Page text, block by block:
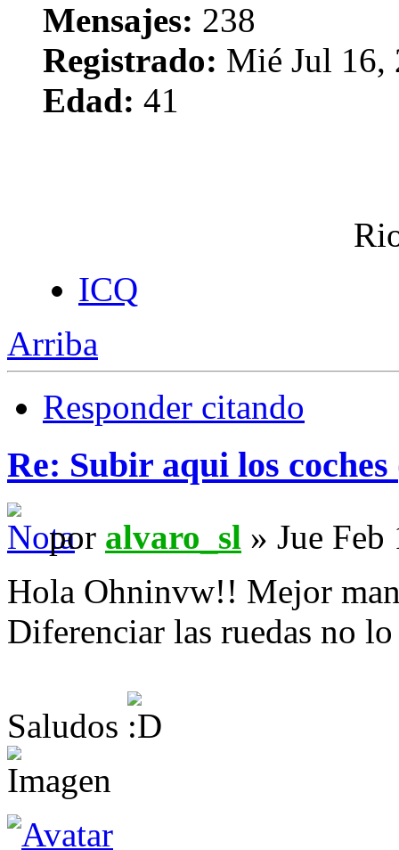
Mensajes: 238
Registrado: Mié Jul 16,
Edad: 41
ICQ
Arriba
Responder citando
Re: Subir aqui los
por alvaro_sl » Jue
Hola Ohninvw!! Mejor
Diferenciar las ruedas no
Saludos